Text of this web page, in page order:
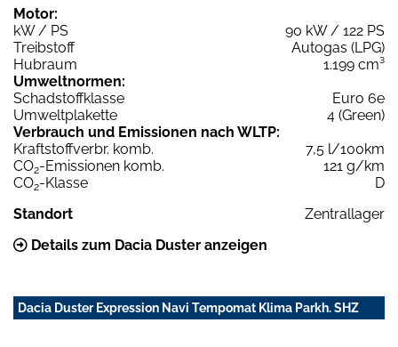
Motor:
kW / PS
90 kW / 122 PS
Treibstoff
Autogas (LPG)
Hubraum
1.199 cm³
Umweltnormen:
Schadstoffklasse
Euro 6e
Umweltplakette
4 (Green)
Verbrauch und Emissionen nach WLTP:
Kraftstoffverbr. komb.
7,5 l/100km
CO2-Emissionen komb.
121 g/km
CO2-Klasse
D
Standort
Zentrallager
Details zum Dacia Duster anzeigen
Dacia Duster Expression Navi Tempomat Klima Parkh. SHZ